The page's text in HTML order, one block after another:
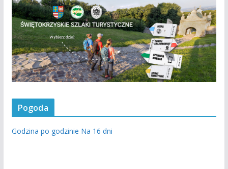
Pogoda
Godzina po godzinie Na 16 dni